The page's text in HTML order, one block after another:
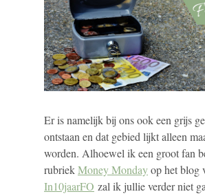
Er is namelijk bij ons ook een grijs
ontstaan en dat gebied lijkt alleen
worden. Alhoewel ik een groot fan
rubriekMoney Mondayop het blog
In10jaarFO zal ik jullie verder niet